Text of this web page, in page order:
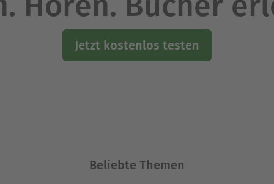
Jetzt kostenlos testen
Beliebte Themen